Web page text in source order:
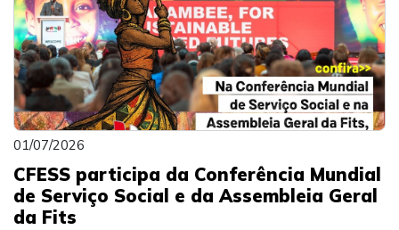
01/07/2026
CFESS participa da Conferência Mundial
de Serviço Social e da Assembleia Geral
da Fits